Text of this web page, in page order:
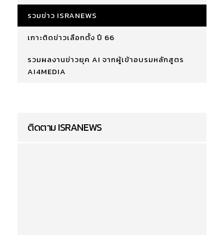
รวมข่าว ISRANEWS
เกาะติดข่าวเลือกตั้ง ปี 66
รวมผลงานข่าวยุค AI จากผู้เข้าอบรมหลักสูตร
AI4MEDIA
ติดตาม ISRANEWS